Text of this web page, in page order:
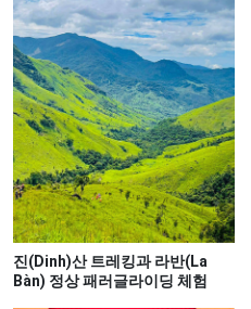
진(Dinh)산 트레킹과 라반(La
Bàn) 정상 패러글라이딩 체험